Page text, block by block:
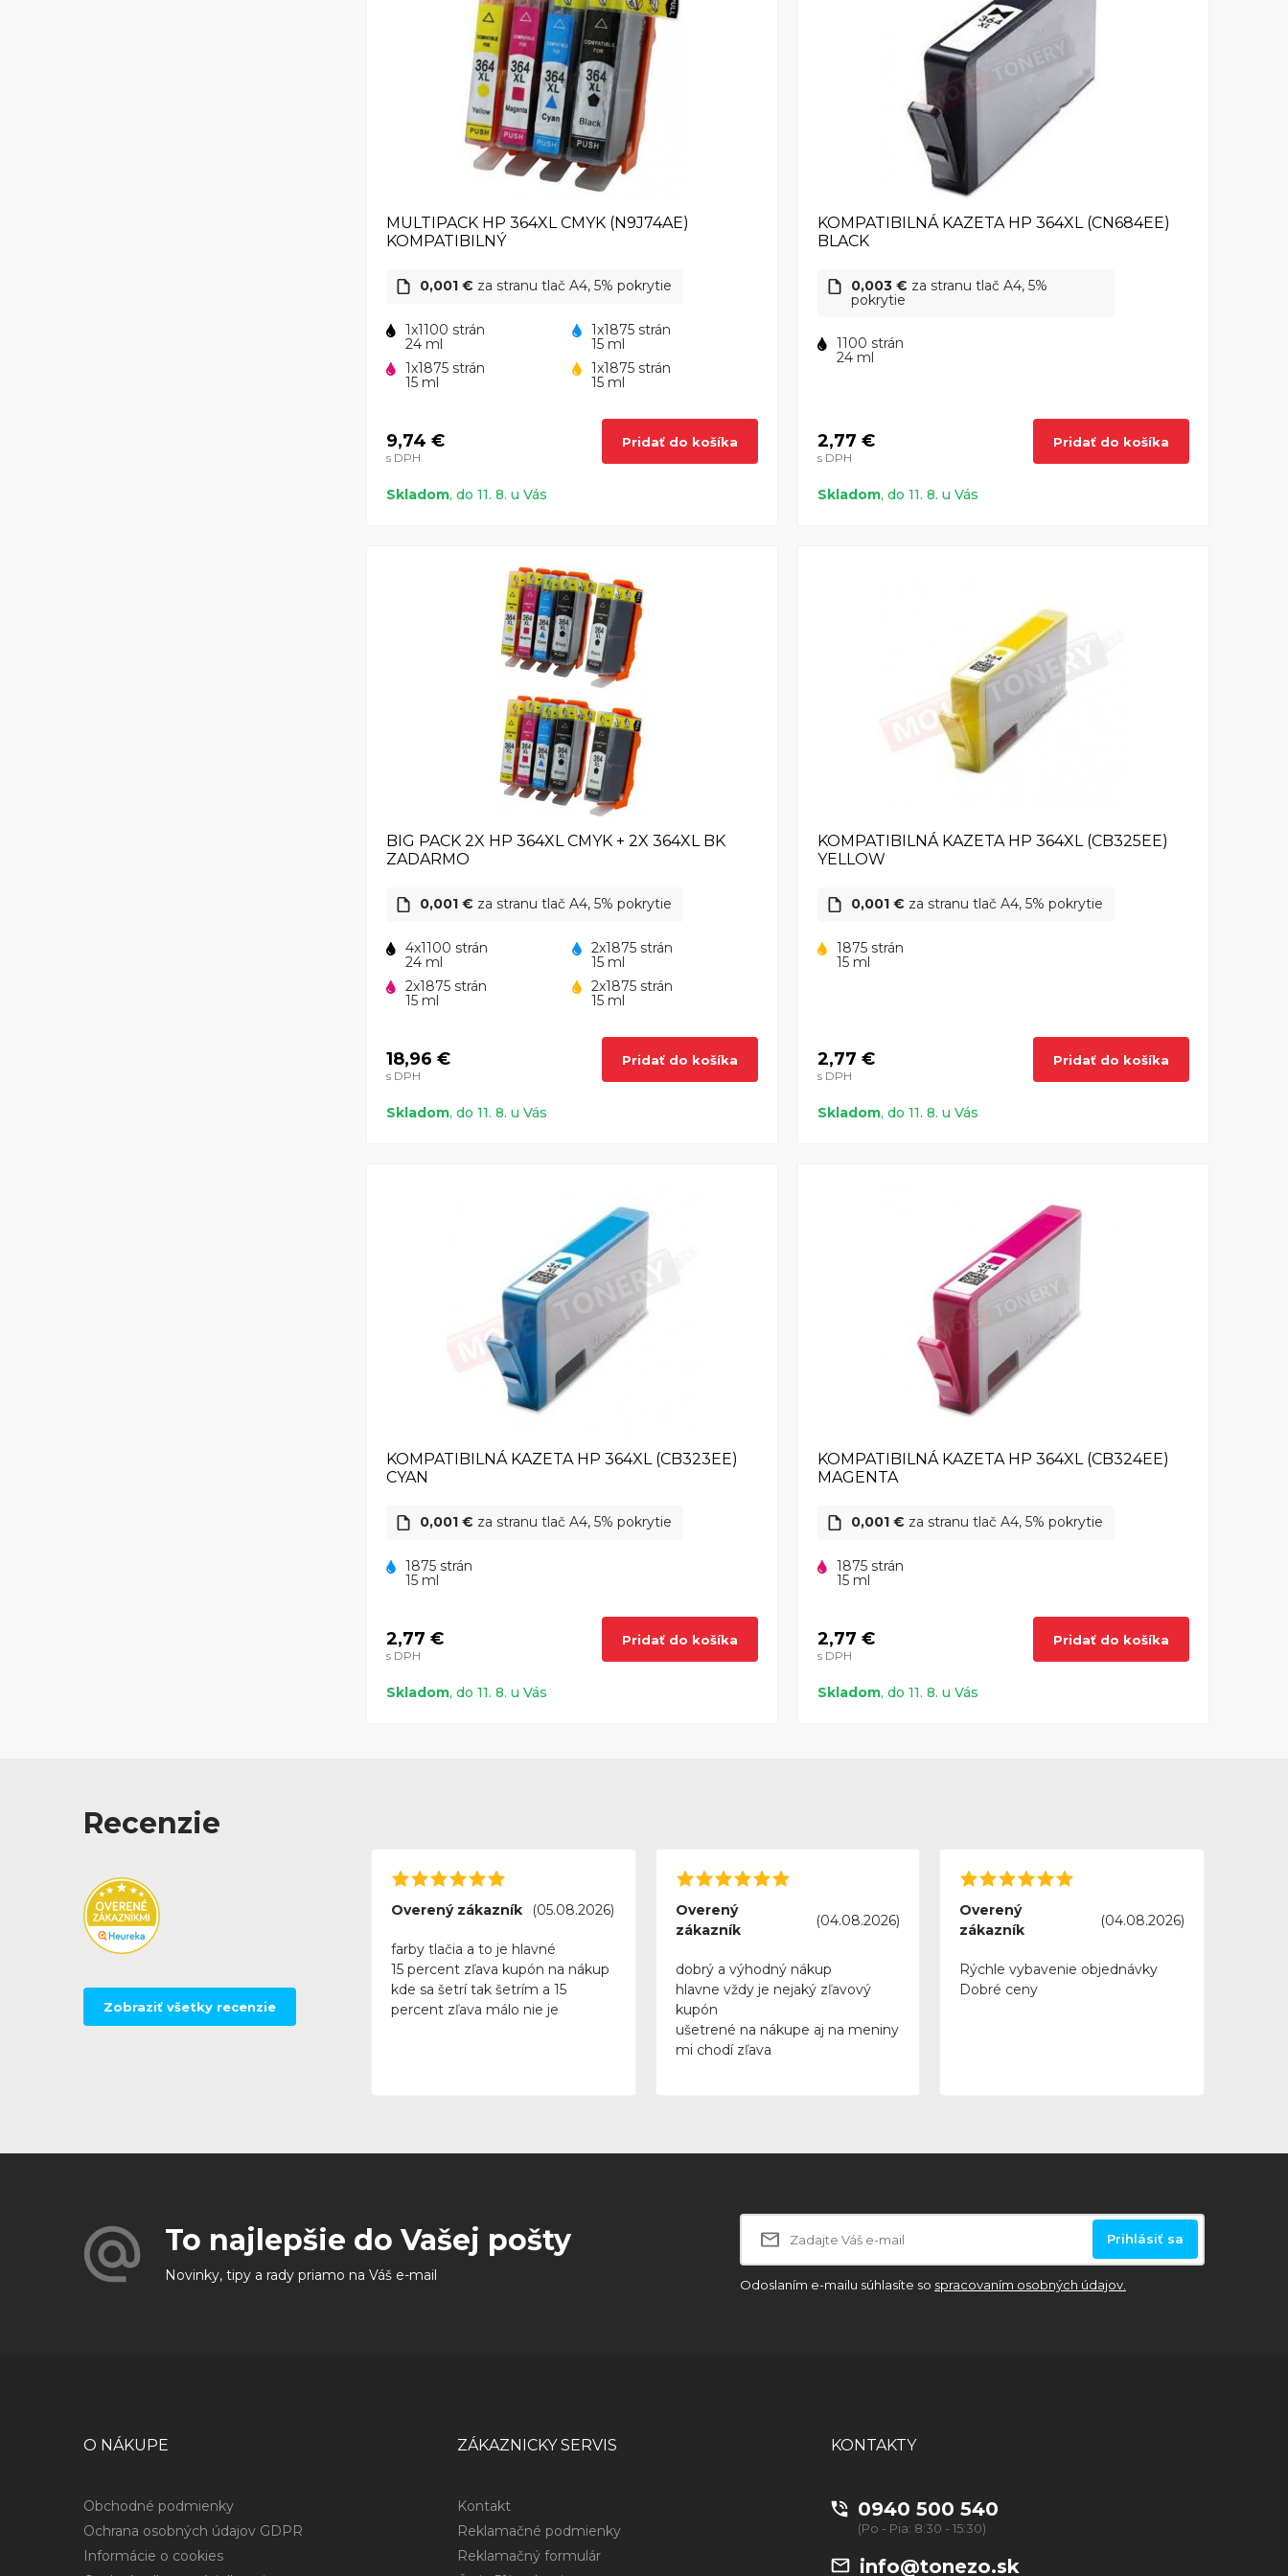
MULTIPACK HP 364XL CMYK (N9J74AE)
KOMPATIBILNÝ
0,001 € za stranu tlač A4, 5% pokrytie
1x1100 strán
24 ml
1x1875 strán
15 ml
1x1875 strán
15 ml
1x1875 strán
15 ml
9,74 €
s DPH
Pridať do košíka
Skladom, do 11. 8. u Vás
KOMPATIBILNÁ KAZETA HP 364XL (CN684EE)
BLACK
0,003 € za stranu tlač A4, 5%
pokrytie
1100 strán
24 ml
2,77 €
s DPH
Pridať do košíka
Skladom, do 11. 8. u Vás
BIG PACK 2X HP 364XL CMYK + 2X 364XL BK
ZADARMO
0,001 € za stranu tlač A4, 5% pokrytie
4x1100 strán
24 ml
2x1875 strán
15 ml
2x1875 strán
15 ml
2x1875 strán
15 ml
18,96 €
s DPH
Pridať do košíka
Skladom, do 11. 8. u Vás
KOMPATIBILNÁ KAZETA HP 364XL (CB325EE)
YELLOW
0,001 € za stranu tlač A4, 5% pokrytie
1875 strán
15 ml
2,77 €
s DPH
Pridať do košíka
Skladom, do 11. 8. u Vás
KOMPATIBILNÁ KAZETA HP 364XL (CB323EE)
CYAN
0,001 € za stranu tlač A4, 5% pokrytie
1875 strán
15 ml
2,77 €
s DPH
Pridať do košíka
Skladom, do 11. 8. u Vás
KOMPATIBILNÁ KAZETA HP 364XL (CB324EE)
MAGENTA
0,001 € za stranu tlač A4, 5% pokrytie
1875 strán
15 ml
2,77 €
s DPH
Pridať do košíka
Skladom, do 11. 8. u Vás
Recenzie
Zobraziť všetky recenzie
Overený zákazník (05.08.2026)
farby tlačia a to je hlavné
15 percent zľava kupón na nákup
kde sa šetrí tak šetrím a 15
percent zľava málo nie je
Overený
zákazník
(04.08.2026)
dobrý a výhodný nákup
hlavne vždy je nejaký zľavový
kupón
ušetrené na nákupe aj na meniny
mi chodí zľava
Overený
zákazník
(04.08.2026)
Rýchle vybavenie objednávky
Dobré ceny
To najlepšie do Vašej pošty
Novinky, tipy a rady priamo na Váš e-mail
Prihlásiť sa
Odoslaním e-mailu súhlasíte so spracovaním osobných údajov.
O NÁKUPE
Obchodné podmienky
Ochrana osobných údajov GDPR
Informácie o cookies
ZÁKAZNICKY SERVIS
Kontakt
Reklamačné podmienky
Reklamačný formulár
KONTAKTY
0940 500 540
(Po - Pia: 8:30 - 15:30)
info@tonezo.sk